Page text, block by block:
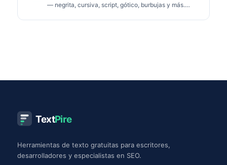
— negrita, cursiva, script, gótico, burbujas y más.
TextPire
Herramientas de texto gratuitas para escritores,
desarrolladores y especialistas en SEO.